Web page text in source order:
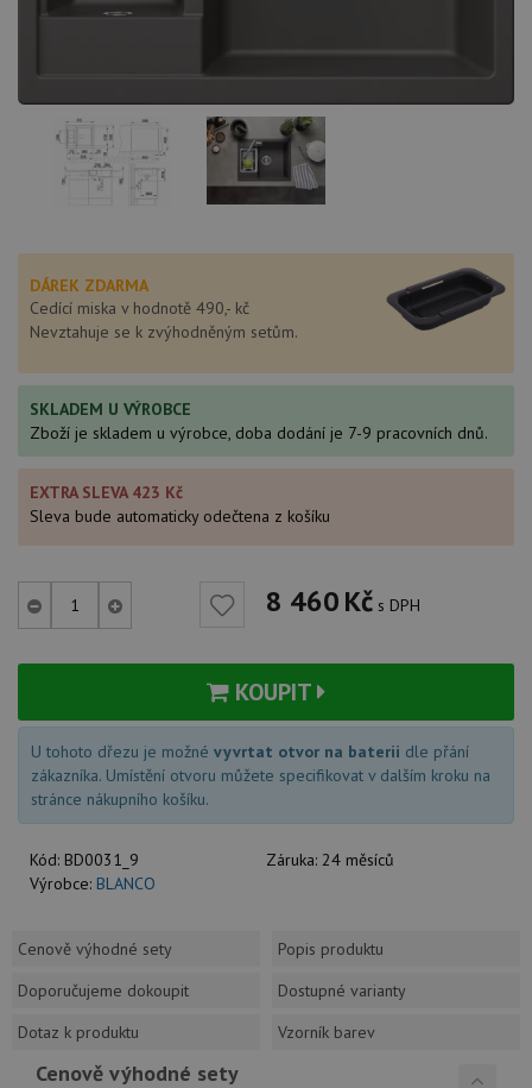
DÁREK ZDARMA
Cedící miska v hodnotě 490,- kč
Nevztahuje se k zvýhodněným setům.
SKLADEM U VÝROBCE
Zboží je skladem u výrobce, doba dodání je 7-9 pracovních dnů.
EXTRA SLEVA 423 Kč
Sleva bude automaticky odečtena z košíku
8 460Kč s DPH
KOUPIT
U tohoto dřezu je možné vyvrtat otvor na baterii dle přání
zákazníka. Umístění otvoru můžete specifikovat v dalším kroku na
stránce nákupního košíku.
Kód: BD0031_9 Záruka: 24 měsíců
Výrobce: BLANCO
Cenově výhodné sety
Popis produktu
Doporučujeme dokoupit
Dostupné varianty
Dotaz k produktu
Vzorník barev
Cenově výhodné sety